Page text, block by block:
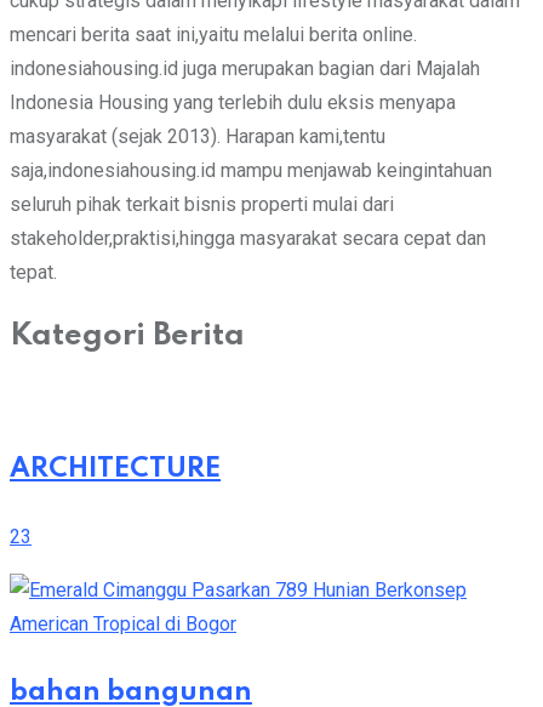
mencari berita saat ini,yaitu melalui berita online.
indonesiahousing.id juga merupakan bagian dari Majalah
Indonesia Housing yang terlebih dulu eksis menyapa
masyarakat (sejak 2013). Harapan kami,tentu
saja,indonesiahousing.id mampu menjawab keingintahuan
seluruh pihak terkait bisnis properti mulai dari
stakeholder,praktisi,hingga masyarakat secara cepat dan
tepat.
Kategori Berita
ARCHITECTURE
23
bahan bangunan